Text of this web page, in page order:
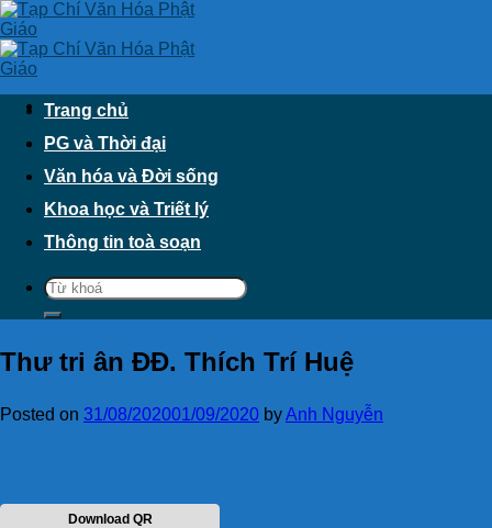
Skip
to
content
Trang chủ
PG và Thời đại
Văn hóa và Đời sống
Khoa học và Triết lý
Thông tin toà soạn
Thư tri ân ĐĐ. Thích Trí Huệ
Posted on 31/08/202001/09/2020 byAnh Nguyễn
Download QR